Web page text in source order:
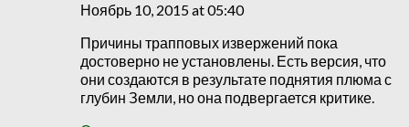
Ноябрь 10, 2015 at 05:40
Причины трапповых извержений пока
достоверно не установлены. Есть версия, что
они создаются в результате поднятия плюма с
глубин Земли, но она подвергается критике.